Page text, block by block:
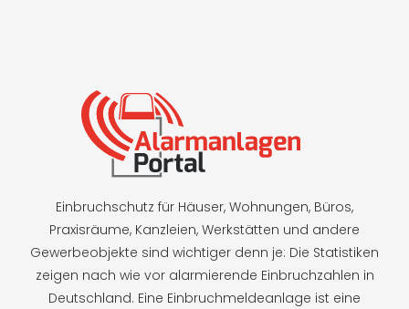
Einbruchschutz für Häuser, Wohnungen, Büros,
Praxisräume, Kanzleien, Werkstätten und andere
Gewerbeobjekte sind wichtiger denn je: Die Statistiken
zeigen nach wie vor alarmierende Einbruchzahlen in
Deutschland. Eine Einbruchmeldeanlage ist eine